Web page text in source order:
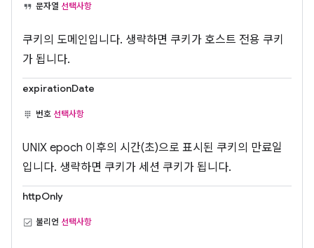
문자열 선택사항
쿠키의 도메인입니다. 생략하면 쿠키가 호스트 전용 쿠키
가 됩니다.
expirationDate
번호 선택사항
UNIX epoch 이후의 시간(초)으로 표시된 쿠키의 만료일
입니다. 생략하면 쿠키가 세션 쿠키가 됩니다.
httpOnly
불리언 선택사항